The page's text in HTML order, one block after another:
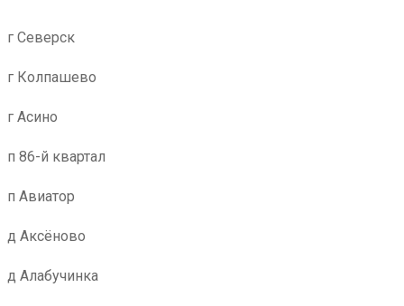
г Северск
г Колпашево
г Асино
п 86-й квартал
п Авиатор
д Аксёново
д Алабучинка